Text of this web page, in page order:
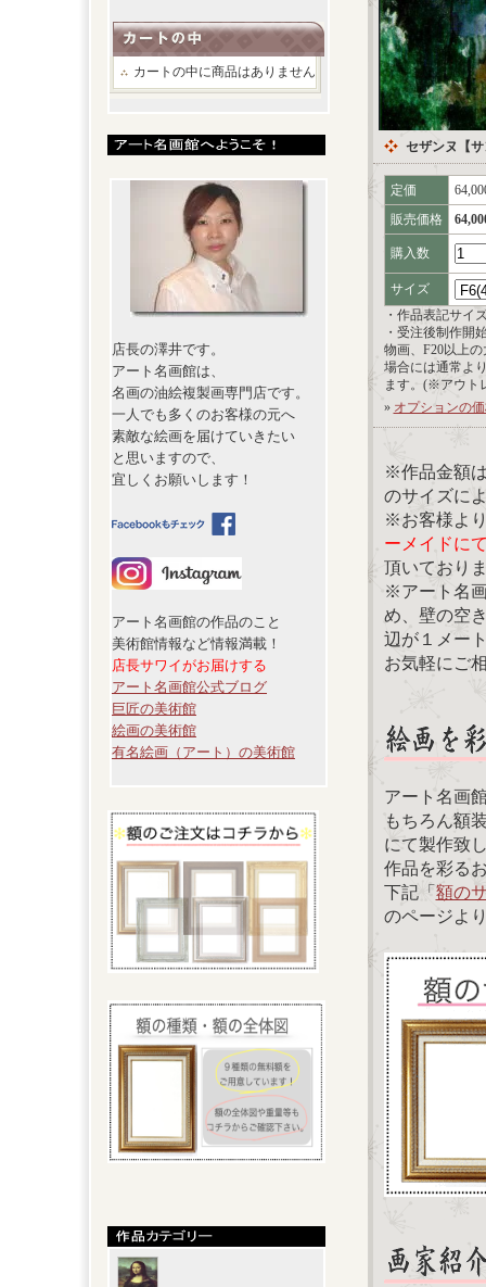
カートの中に商品はありません
店長の澤井です。
アート名画館は、
名画の油絵複製画専門店です。
一人でも多くのお客様の元へ
素敵な絵画を届けていきたい
と思いますので、
宜しくお願いします！
アート名画館の作品のこと
美術館情報など情報満載！
店長サワイがお届けする
アート名画館公式ブログ
巨匠の美術館
絵画の美術館
有名絵画（アート）の美術館
セザンヌ【
定価
販売価格
購入数
サイズ
・作品表記サイ
・受注後制作開
物画、F20以上
場合には通常よ
ます。(※アウト
» オプションの
※作品金額
のサイズに
※お客様よ
ーメイドに
頂いており
※アート名
め、壁の空
辺が１メー
お気軽にご
アート名画
もちろん額
にて製作致
作品を彩る
下記「額の
のページよ